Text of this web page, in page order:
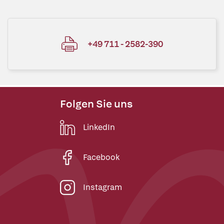
+49 711 - 2582-390
Folgen Sie uns
LinkedIn
Facebook
Instagram